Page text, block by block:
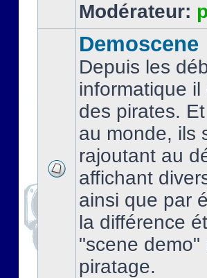
Modérateur:
Demoscene
Depuis les
informatique
des pirates.
au monde, ils
rajoutant au
affichant
ainsi que par
la différence
"scene
piratage.